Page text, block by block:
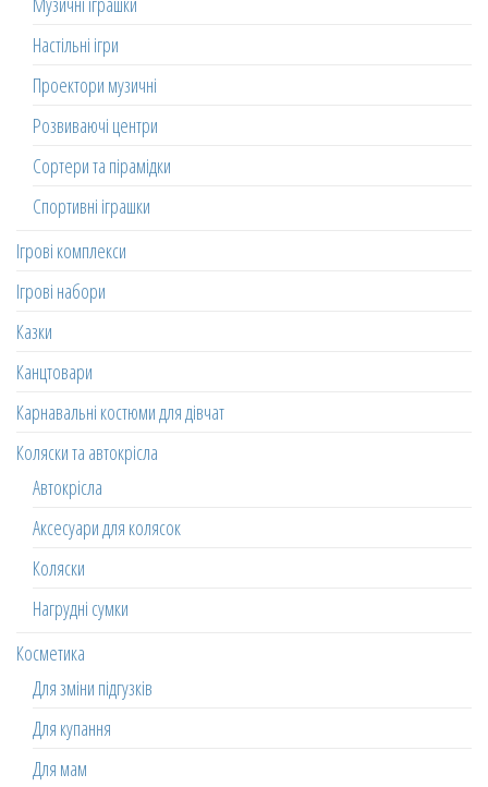
Настільні ігри
Проектори музичні
Розвиваючі центри
Сортери та пірамідки
Спортивні іграшки
Ігрові комплекси
Ігрові набори
Казки
Канцтовари
Карнавальні костюми для дівчат
Коляски та автокрісла
Автокрісла
Аксесуари для колясок
Коляски
Нагрудні сумки
Косметика
Для зміни підгузків
Для купання
Для мам